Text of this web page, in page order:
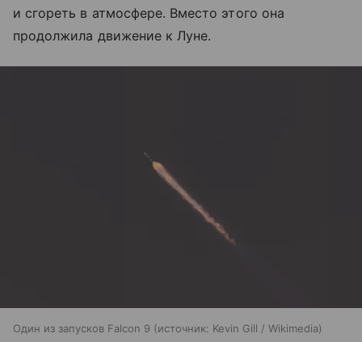
и сгореть в атмосфере. Вместо этого она
продолжила движение к Луне.
Один из запусков Falcon 9 источник: Kevin Gill / Wikimedia